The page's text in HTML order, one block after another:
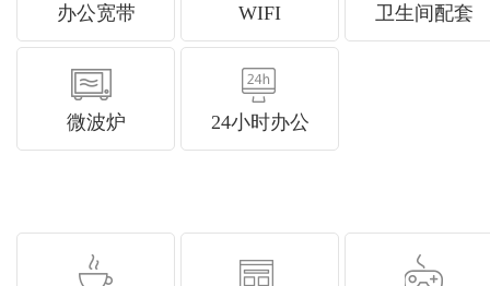
办公宽带 WIFI 卫生间配套
微波炉 24小时办公